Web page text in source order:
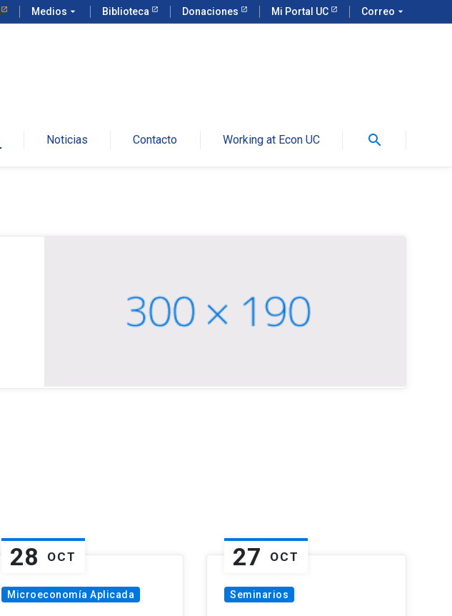
Medios arrow_drop_down Biblioteca Donaciones Mi Portal UC Correo arrow_drop_down
Noticias Contacto Working at Econ UC search
28 OCT
Microeconomía Aplicada
27 OCT
Seminarios